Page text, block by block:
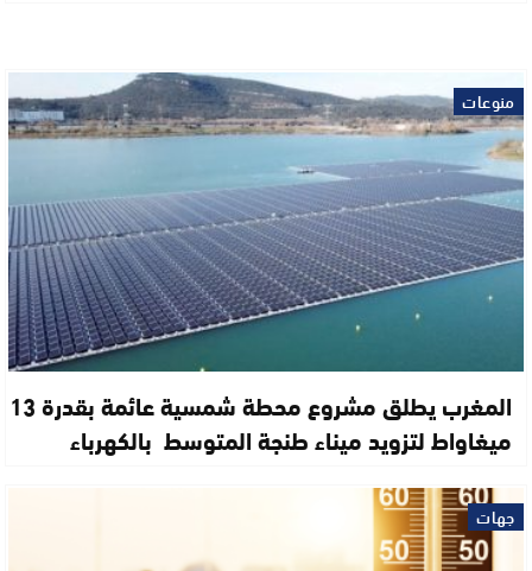
منوعات
المغرب يطلق مشروع محطة شمسية عائمة بقدرة 13
ميغاواط لتزويد ميناء طنجة المتوسط بالكهرباء
جهات